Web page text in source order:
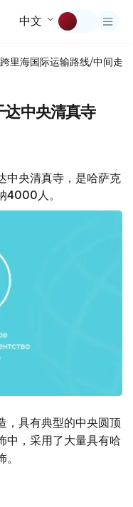
中文
跨里海国际运输路线/中间走廊
中央清真寺
中央清真寺，是哈萨克
4000人。
，具有典型的中央圆顶
中，采用了大量具有哈